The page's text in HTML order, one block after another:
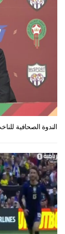
الندوة الصحافية